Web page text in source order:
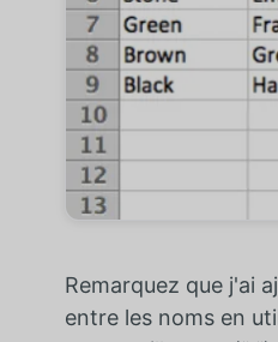
Remarquez que j'ai
entre les noms en